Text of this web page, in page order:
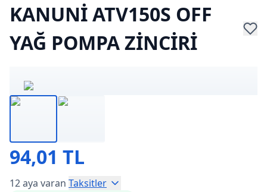
KANUNİ ATV150S OFF
YAĞ POMPA ZİNCİRİ
94,01 TL
12 aya varan Taksitler